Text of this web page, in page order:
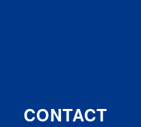
CONTACT